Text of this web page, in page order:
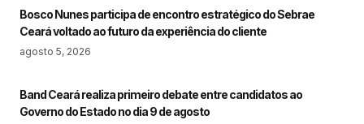
Bosco Nunes participa de encontro estratégico do Sebrae
Ceará voltado ao futuro da experiência do cliente
agosto 5, 2026
Band Ceará realiza primeiro debate entre candidatos ao
Governo do Estado no dia 9 de agosto